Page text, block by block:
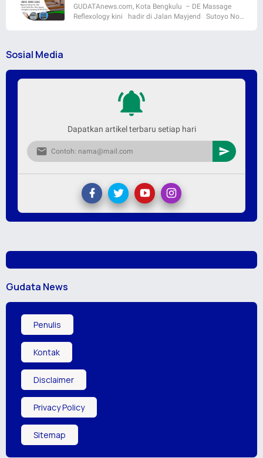
GUDATAnews.com, Kota Bengkulu – DE Massage
Reflexology kini hadir di Jalan Mayjend Sutoyo No…
Sosial Media
Dapatkan artikel terbaru setiap hari
Gudata News
Penulis
Kontak
Disclaimer
Privacy Policy
Sitemap